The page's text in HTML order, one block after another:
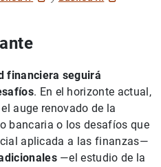
financiera seguirá
. En el horizonte actual,
auge renovado de la
bancaria o los desafíos que
aplicada a las finanzas—
—el estudio de la